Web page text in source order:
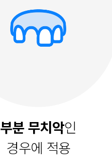
부분 무치악인
경우에 적용